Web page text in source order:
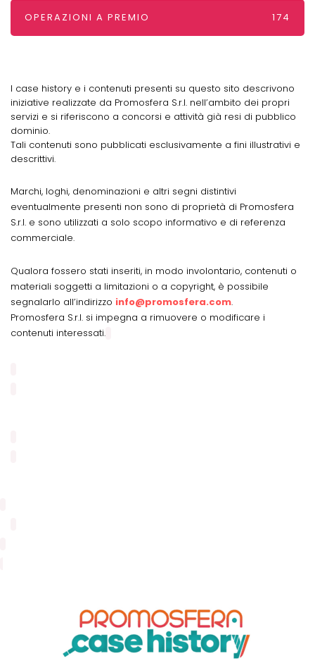
OPERAZIONI A PREMIO 174
I case history e i contenuti presenti su questo sito descrivono
iniziative realizzate da Promosfera S.r.l. nell’ambito dei propri
servizi e si riferiscono a concorsi e attività già resi di pubblico
dominio.
Tali contenuti sono pubblicati esclusivamente a fini illustrativi e
descrittivi.
Marchi, loghi, denominazioni e altri segni distintivi
eventualmente presenti non sono di proprietà di Promosfera
S.r.l. e sono utilizzati a solo scopo informativo e di referenza
commerciale.
Qualora fossero stati inseriti, in modo involontario, contenuti o
materiali soggetti a limitazioni o a copyright, è possibile
segnalarlo all’indirizzo info@promosfera.com.
Promosfera S.r.l. si impegna a rimuovere o modificare i
contenuti interessati.